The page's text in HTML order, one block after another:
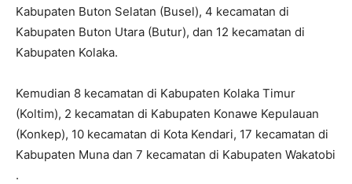
Kabupaten Buton Selatan (Busel), 4 kecamatan di
Kabupaten Buton Utara (Butur), dan 12 kecamatan di
Kabupaten Kolaka.
Kemudian 8 kecamatan di Kabupaten Kolaka Timur
(Koltim), 2 kecamatan di Kabupaten Konawe Kepulauan
(Konkep), 10 kecamatan di Kota Kendari, 17 kecamatan di
Kabupaten Muna dan 7 kecamatan di Kabupaten Wakatobi
.